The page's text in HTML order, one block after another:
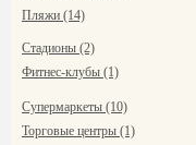
Пляжи (14)
Стадионы (2)
Фитнес-клубы (1)
Супермаркеты (10)
Торговые центры (1)